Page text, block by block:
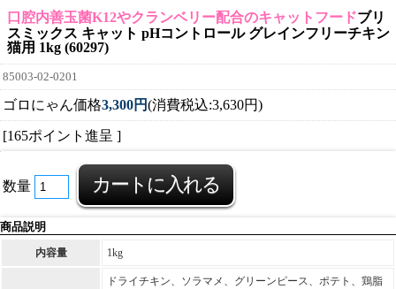
口腔内善玉菌K12やクランベリー配合のキャットフードブリ
スミックス キャット pHコントロール グレインフリーチキン
猫用 1kg (60297)
85003-02-0201
ゴロにゃん価格3,300円(消費税込:3,630円)
[165ポイント進呈 ]
数量
商品説明
内容量 1kg
ドライチキン、ソラマメ、グリーンピース、ポテト、鶏脂